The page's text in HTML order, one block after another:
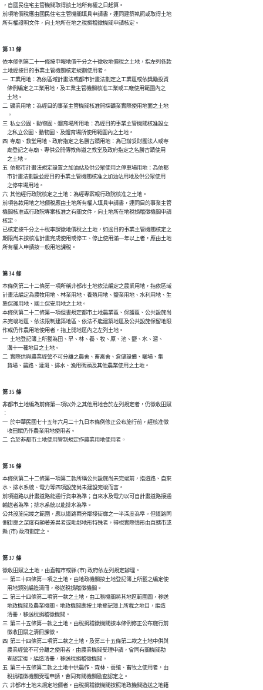
，自國民住宅主管機關取得該土地所有權之日起算。
前項地價稅應由國民住宅主管機關填具申請書，連同建築執照或取得土地
第 33 條
依本條例第二十一條按申報地價千分之十徵收地價稅之土地，指左列各款
土地經按目的事業主管機關核定規劃使用者。
一  工業用地：為依區域計畫法或都市計畫法劃定之工業區或依獎勵投資
    條例編定之工業用地，及工業主管機關核准工業或工廠使用範圍內之
    土地。
二  礦業用地：為經目的事業主管機關核准開採礦業實際使用地面之土地
    。
三  私立公園、動物園、體育場所用地：為經目的事業主管機關核准設立
    之私立公園、動物園、及體育場所使用範圍內之土地。
四  寺廟、教堂用地、政府指定之名勝古蹟用地：為已辦妥財團法人或寺
    廟登記之寺廟、專供公開傳教佈道之教堂及政府指定之名勝古蹟使用
    之土地。
五  依都市計畫法規定設置之加油站及供公眾使用之停車場用地：為依都
    市計畫法劃設並經目的事業主管機關核准之加油站用地及供公眾使用
    之停車場用地。
六  其他經行政院核定之土地：為經專案報行政院核准之土地。
前項各款用地之地價稅應由土地所有權人填具申請書，連同目的事業主管
機關核准或行政院專案核准之有關文件，向土地所在地稅捐稽徵機關申請
核定。
已核定按千分之十稅率課徵地價稅之土地，如逾目的事業主管機關核定之
期限尚未按核准計畫完成使用或停工、停止使用滿一年以上者，應由土地
第 34 條
本條例第二十二條第一項所稱非都市土地依法編定之農業用地，指依區域
計畫法編定為農牧用地、林業用地、養殖用地、鹽業用地、水利用地、生
態保護用地、國土保安用地之土地。
本條例第二十二條第一項但書規定都市土地農業區、保護區、公共設施尚
未完竣地區、依法限制建築地區、依法不能建築地區及公共設施保留地限
作或仍作農用地使用者，指上開地區內之左列土地。
一  土地登記簿上所載為田、旱、林、養、牧、原、池、鹽、水、溜、
    溝十一種地目之土地。
二  實際供與農業經營不可分離之農舍、畜禽舍、倉儲設備、曬場、集
第 35 條
非都市土地編為前條第一項以外之其他用地合於左列規定者，仍徵收田賦
：
一  於中華民國七十五年六月二十九日本條例修正公布施行前，經核准徵
    收田賦仍作農業用地使用者。
第 36 條
本條例第二十二條第一項第二款所稱公共設施尚未完竣前，指道路、自來
水、排水系統、電力等四項設施尚未建設完竣而言。
前項道路以計畫道路能通行貨車為準；自來水及電力以可自計畫道路接通
輸送者為準；排水系統以能排水為準。
公共設施完竣之範圍，應以道路兩旁鄰接街廓之一半深度為準。但道路同
側街廓之深度有顯著差異者或毗鄰地形特殊者，得視實際情形由直轄市或
第 37 條
徵收田賦之土地，由直轄市或縣 (市) 政府依左列規定辦理。
一  第三十四條第一項之土地，由地政機關按土地登記簿上所載之編定使
    用地類別編造清冊，移送稅捐稽徵機關。
二  第三十四條第二項第一款之土地，由工務機關將其地區範圍圖，移送
    地政機關及農業機關。地政機關應按土地登記簿上所載之地目，編造
    清冊，移送稅捐稽徵機關。
三  第三十五條第一款之土地，由稅捐稽徵機關按本條例修正公布施行前
    徵收田賦之清冊課徵。
四  第三十四條第二項第二款之土地，及第三十五條第二款之土地中供與
    農業經營不可分離之使用者，由農業機關受理申請，會同有關機關勘
    查認定後，編造清冊，移送稅捐稽徵機關。
五  第三十五條第二款之土地中供農作、森林、養殖、畜牧之使用者，由
    稅捐稽徵機關受理申請，會同有關機關勘查認定之。
六  非都市土地未規定地價者，由稅捐稽徵機關按照地政機關造送之地籍